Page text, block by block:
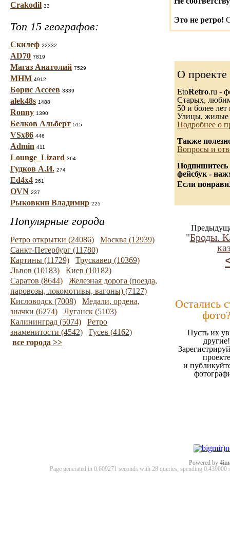
Crakodil 33
Топ 15 географов:
Скилеф 22332
AD70 7819
Магаз Анатолий 7529
МНМ 4912
Борис Ассеев 3339
alek48s 1488
Ronny 1390
Белков Альберт 515
VSx86 446
Admin 411
Lounge_Lizard 364
Гудков А.И. 274
Ed4x4 261
OVN 237
Рыковкин Владимир 225
Популярные города
Ретро открытки (24086)
Москва (12939)
Санкт-Петербург (11780)
Картины (11729)
Трускавец (10369)
Львов (10183)
Киев (10182)
Саратов (8644)
Железная дорога (поезда,
паровозы, локомотивы, вагоны) (7127)
Кисловодск (7008)
Медали, ордена,
значки (6274)
Луганск (5103)
Калининград (5074)
Ретро
знаменитости (4542)
Гусев (4162)
все города >>
Это не ретро!
О проекте
EtoRetro.ru -
Старых,
50 и более лет
Улицы, жилые
Подробнее о
Также
Вопросы и
Подпишитесь
фейсбук -
Если
"Броды.
Остались
Пусть их
другие!
проекте
и
Powered by
Page generated in 0.609271 seconds with 28 queries, spending